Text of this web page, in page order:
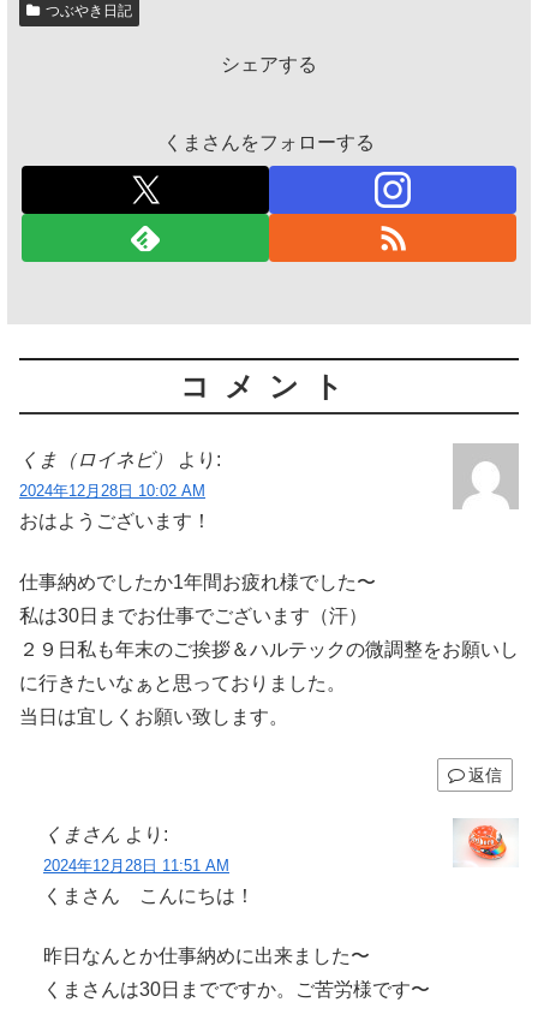
つぶやき日記
シェアする
くまさんをフォローする
コメント
くま（ロイネビ） より:
2024年12月28日 10:02 AM
おはようございます！
仕事納めでしたか1年間お疲れ様でした〜
私は30日までお仕事でございます（汗）
２９日私も年末のご挨拶＆ハルテックの微調整をお願いし
に行きたいなぁと思っておりました。
当日は宜しくお願い致します。
返信
くまさん より:
2024年12月28日 11:51 AM
くまさん こんにちは！
昨日なんとか仕事納めに出来ました〜
くまさんは30日までですか。ご苦労様です〜